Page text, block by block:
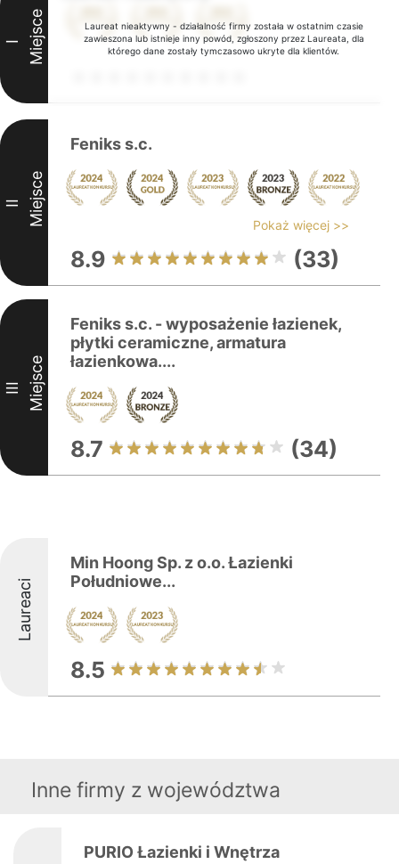
Laureat nieaktywny - działalność firmy została w ostatnim czasie
zawieszona lub istnieje inny powód, zgłoszony przez Laureata, dla
którego dane zostały tymczasowo ukryte dla klientów.
I Miejsce
II Miejsce
Feniks s.c.
Pokaż więcej >>
8.9 (33)
III Miejsce
Feniks s.c. - wyposażenie łazienek,
płytki ceramiczne, armatura
łazienkowa....
8.7 (34)
Laureaci
Min Hoong Sp. z o.o. Łazienki
Południowe...
8.5
Inne firmy z województwa
PURIO Łazienki i Wnętrza